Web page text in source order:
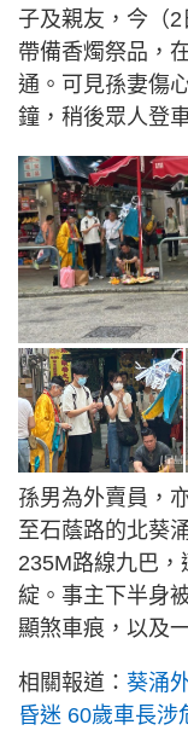
子及親友，今（
帶備香燭祭品，
通。可見孫妻傷
鐘，稍後眾人登
孫男為外賣員，
至石蔭路的北葵
235M路線九巴，
綻。事主下半身
顯煞車痕，以及
相關報道： 葵涌
昏迷 60歲車長涉